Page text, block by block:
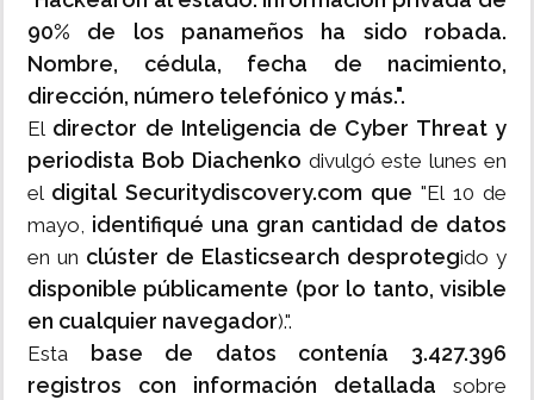
90% de los panameños ha sido robada.
Nombre, cédula, fecha de nacimiento,
dirección, número telefónico y más.".
El director de Inteligencia de Cyber Threat y
periodista Bob Diachenko divulgó este lunes en
el digital Securitydiscovery.com que "El 10 de
mayo, identifiqué una gran cantidad de datos
en un clúster de Elasticsearch desprotegido y
disponible públicamente (por lo tanto, visible
en cualquier navegador).".
Esta
base de datos contenía 3.427.396
registros con información detallada sobre